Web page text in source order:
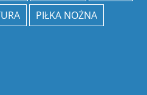
PIŁKA NOŻNA